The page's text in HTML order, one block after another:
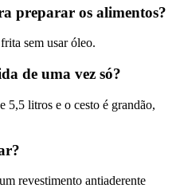
preparar os alimentos?
sem usar óleo.
de uma vez só?
5,5 litros e o cesto é grandão,
revestimento antiaderente